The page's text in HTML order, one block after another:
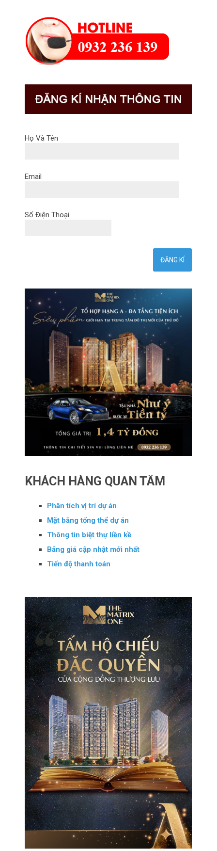
Họ Và Tên
Email
Số Điện Thoại
KHÁCH HÀNG QUAN TÂM
Phân tích vị trí dự án
Mặt bằng tổng thể dự án
Thông tin biệt thự liền kề
Bảng giá cập nhật mới nhất
Tiến độ thanh toán